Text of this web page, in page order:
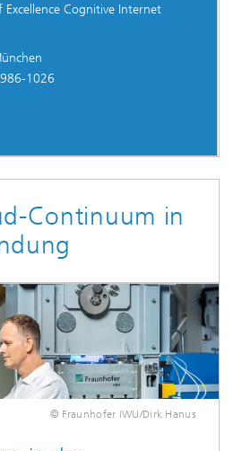
Cognitive Internet
1026
Continuum in
© Fraunhofer IWU/Dirk Hanus